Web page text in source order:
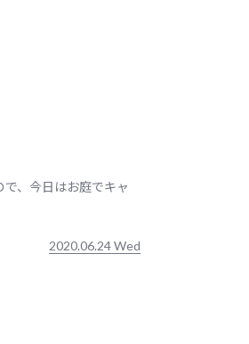
、今日はお庭でキャ
2020.06.24 Wed